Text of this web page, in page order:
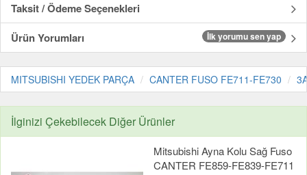
Taksit / Ödeme Seçenekleri
Ürün Yorumları
İlk yorumu sen yap
MITSUBISHI YEDEK PARÇA CANTER FUSO FE711-FE730
İlginizi Çekebilecek Diğer Ürünler
Mitsubishi Ayna Kolu Sağ Fuso
CANTER FE859-FE839-FE711